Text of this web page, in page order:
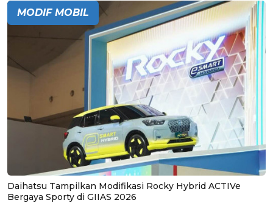
MODIF MOBIL
Daihatsu Tampilkan Modifikasi Rocky Hybrid ACTIVe
Bergaya Sporty di GIIAS 2026